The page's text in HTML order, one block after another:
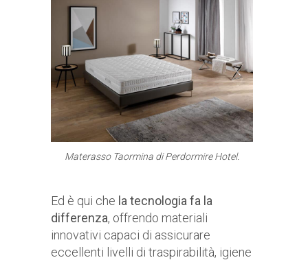
Materasso Taormina di Perdormire Hotel.
Ed è qui che la tecnologia fa la
differenza, offrendo materiali
innovativi capaci di assicurare
eccellenti livelli di traspirabilità, igiene